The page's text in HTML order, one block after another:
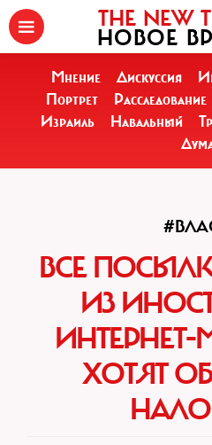
THE NEW
НОВОЕ
Мнение Дискуссия
Портрет
Расследование
Израиль
Навальный
ВСЕ
ИЗ
ХОТЯТ